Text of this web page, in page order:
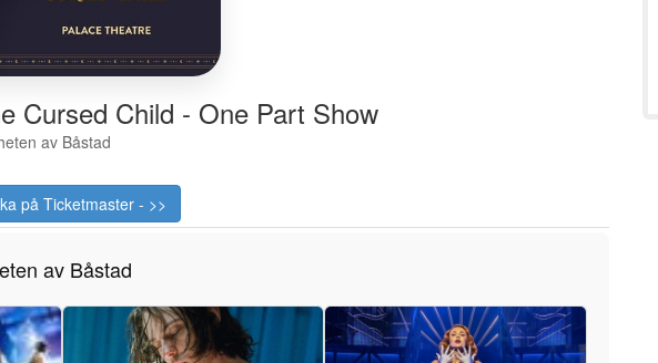
Cursed Child - One Part Show
av Båstad
på Ticketmaster - >>
av Båstad